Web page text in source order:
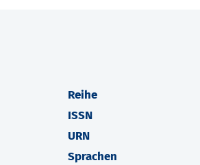
Reihe
ISSN
URN
Sprachen